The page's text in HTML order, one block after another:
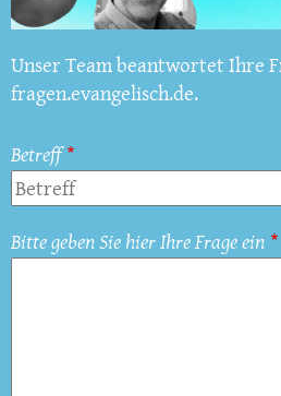
Unser Team beantwortet Ihre
fragen.evangelisch.de.
Betreff
Bitte geben Sie hier Ihre Frage ein